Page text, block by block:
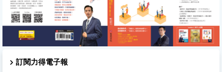
訂閱力得電子報